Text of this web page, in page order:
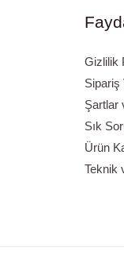
Gizlilik
Sipariş
Şartlar
Sık
Ürün
Teknik